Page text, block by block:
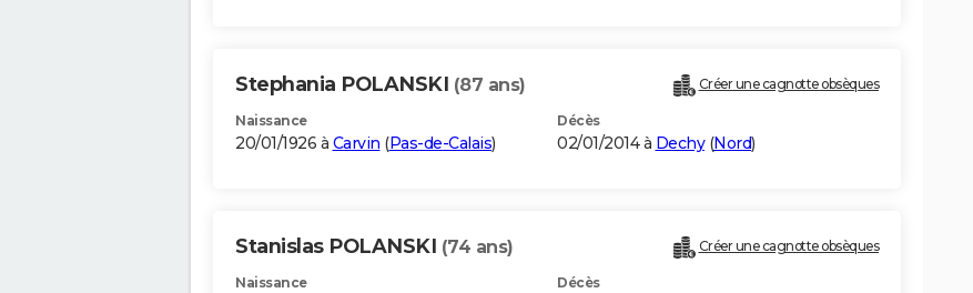
Stephania POLANSKI (87 ans) Créer une cagnotte obsèques
Naissance
20/01/1926 à Carvin (Pas-de-Calais)
Décès
02/01/2014 à Dechy(Nord)
Stanislas POLANSKI (74 ans) Créer une cagnotte obsèques
Naissance Décès